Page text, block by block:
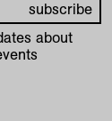
about